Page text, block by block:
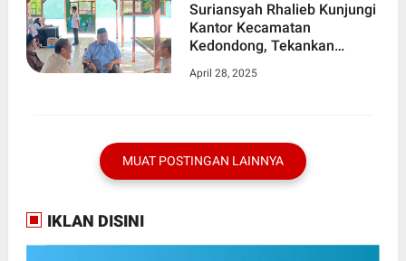
Suriansyah Rhalieb Kunjungi
Kantor Kecamatan
Kedondong, Tekankan
April 28, 2025
MUAT POSTINGAN LAINNYA
IKLAN DISINI